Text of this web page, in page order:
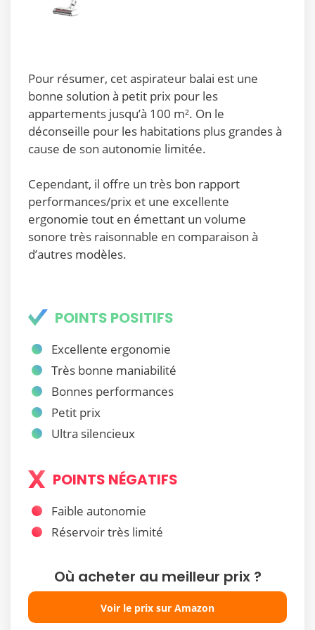
Pour résumer, cet aspirateur balai est une
bonne solution à petit prix pour les
appartements jusqu’à 100 m². On le
déconseille pour les habitations plus grandes à
cause de son autonomie limitée.
Cependant, il offre un très bon rapport
performances/prix et une excellente
ergonomie tout en émettant un volume
sonore très raisonnable en comparaison à
d’autres modèles.
POINTS POSITIFS
Excellente ergonomie
Très bonne maniabilité
Bonnes performances
Petit prix
Ultra silencieux
POINTS NÉGATIFS
Faible autonomie
Réservoir très limité
Où acheter au meilleur prix ?
Voir le prix sur Amazon